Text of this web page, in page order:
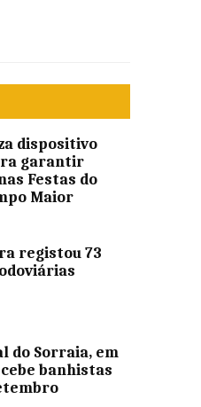
dispositivo
garantir
Festas do
Maior
registou 73
do Sorraia, em
banhistas